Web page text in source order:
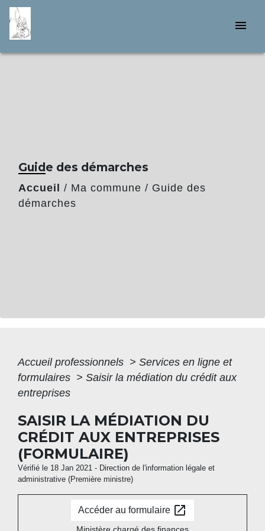
menu
Guide des démarches
Accueil / Ma commune / Guide des
démarches
Accueil professionnels > Services en ligne et
formulaires > Saisir la médiation du crédit aux
entreprises
SAISIR LA MÉDIATION DU
CRÉDIT AUX ENTREPRISES
(FORMULAIRE)
Vérifié le 18 Jan 2021 - Direction de l'information légale et
administrative (Première ministre)
Accéder au formulaire open_in_new
Ministère chargé des finances